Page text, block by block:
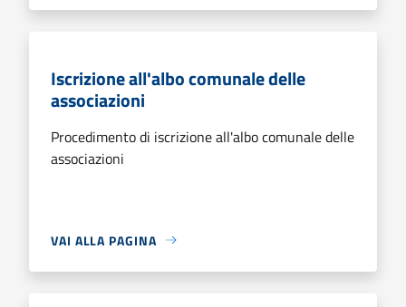
Iscrizione all'albo comunale delle
associazioni
Procedimento di iscrizione all'albo comunale delle
associazioni
VAI ALLA PAGINA